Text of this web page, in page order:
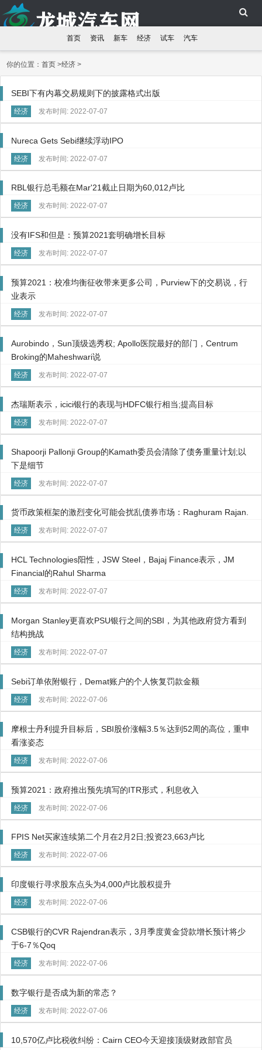
首页 资讯 新车 经济 试车 汽车
你的位置：首页 >经济 >
SEBI下有内幕交易规则下的披露格式出版
经济 发布时间: 2022-07-07
Nureca Gets Sebi继续浮动IPO
经济 发布时间: 2022-07-07
RBL银行总毛额在Mar'21截止日期为60,012卢比
经济 发布时间: 2022-07-07
没有IFS和但是：预算2021套明确增长目标
经济 发布时间: 2022-07-07
预算2021：校准均衡征收带来更多公司，Purview下的交易说，行
业表示
经济 发布时间: 2022-07-07
Aurobindo，Sun顶级选秀权; Apollo医院最好的部门，Centrum
Broking的Maheshwari说
经济 发布时间: 2022-07-07
杰瑞斯表示，icici银行的表现与HDFC银行相当;提高目标
经济 发布时间: 2022-07-07
Shapoorji Pallonji Group的Kamath委员会清除了债务重量计划;以
下是细节
经济 发布时间: 2022-07-07
货币政策框架的激烈变化可能会扰乱债券市场：Raghuram Rajan.
经济 发布时间: 2022-07-07
HCL Technologies阳性，JSW Steel，Bajaj Finance表示，JM
Financial的Rahul Sharma
经济 发布时间: 2022-07-07
Morgan Stanley更喜欢PSU银行之间的SBI，为其他政府贷方看到
结构挑战
经济 发布时间: 2022-07-07
Sebi订单依附银行，Demat账户的个人恢复罚款金额
经济 发布时间: 2022-07-06
摩根士丹利提升目标后，SBI股价涨幅3.5％达到52周的高位，重申
看涨姿态
经济 发布时间: 2022-07-06
预算2021：政府推出预先填写的ITR形式，利息收入
经济 发布时间: 2022-07-06
FPIS Net买家连续第二个月在2月2日;投资23,663卢比
经济 发布时间: 2022-07-06
印度银行寻求股东点头为4,000卢比股权提升
经济 发布时间: 2022-07-06
CSB银行的CVR Rajendran表示，3月季度黄金贷款增长预计将少
于6-7％Qoq
经济 发布时间: 2022-07-06
数字银行是否成为新的常态？
经济 发布时间: 2022-07-06
10,570亿卢比税收纠纷：Cairn CEO今天迎接顶级财政部官员